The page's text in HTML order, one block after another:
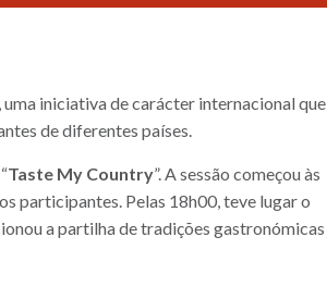
, uma iniciativa de carácter internacional que
de diferentes países.
Taste My Country”. A sessão começou às
participantes. Pelas 18h00, teve lugar o
a partilha de tradições gastronómicas